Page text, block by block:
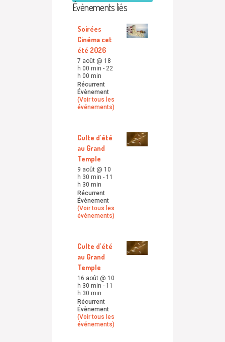
Évènements liés
Soirées
Cinéma cet
été 2026
7 août @ 18
h 00 min - 22
h 00 min
Récurrent
Évènement
(Voir tous les
événements)
Culte d’été
au Grand
Temple
9 août @ 10
h 30 min - 11
h 30 min
Récurrent
Évènement
(Voir tous les
événements)
Culte d’été
au Grand
Temple
16 août @ 10
h 30 min - 11
h 30 min
Récurrent
Évènement
(Voir tous les
événements)